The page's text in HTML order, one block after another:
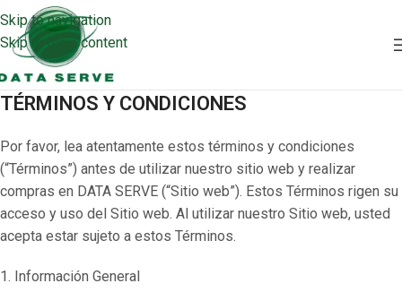
Skip to navigation
Skip to main content
TÉRMINOS Y CONDICIONES
Por favor, lea atentamente estos términos y condiciones
(“Términos”) antes de utilizar nuestro sitio web y realizar
compras en DATA SERVE (“Sitio web”). Estos Términos rigen su
acceso y uso del Sitio web. Al utilizar nuestro Sitio web, usted
acepta estar sujeto a estos Términos.
1. Información General